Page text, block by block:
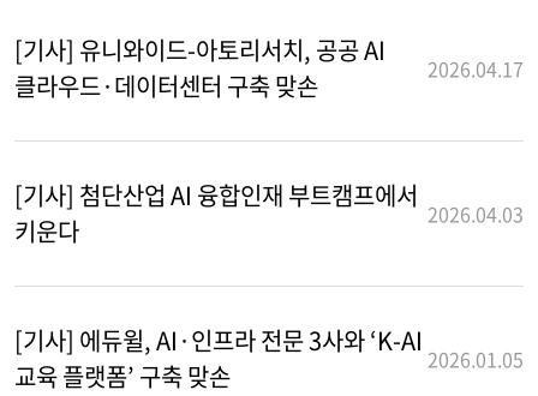
[기사] 유니와이드-아토리서치, 공공 AI
클라우드·데이터센터 구축 맞손
2026.04.17
[기사] 첨단산업 AI 융합인재 부트캠프에서
키운다
2026.04.03
[기사] 에듀윌, AI·인프라 전문 3사와 ‘K-AI
교육 플랫폼’ 구축 맞손
2026.01.05